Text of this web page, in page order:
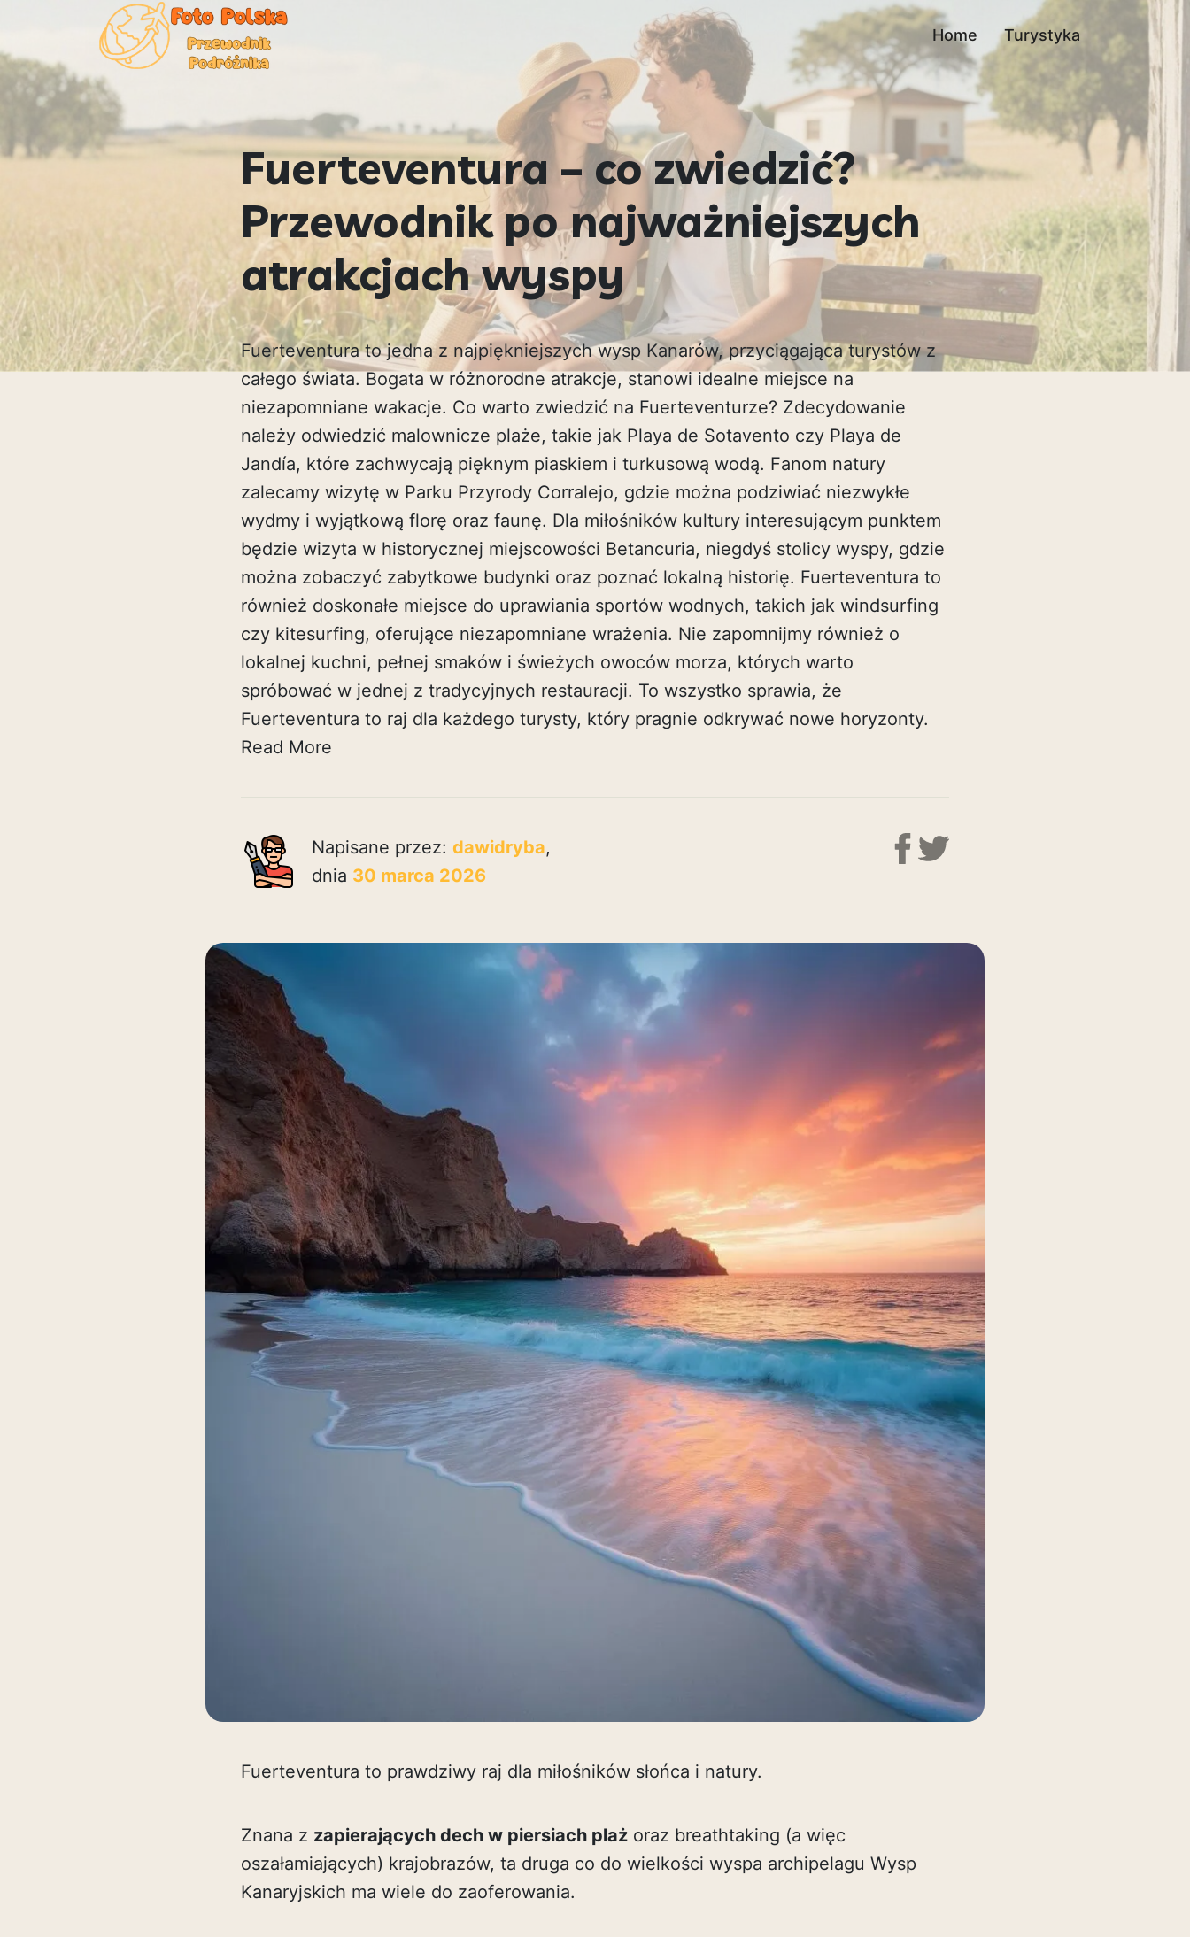
Home Turystyka
Fuerteventura – co zwiedzić?
Przewodnik po najważniejszych
atrakcjach wyspy
Fuerteventura to jedna z najpiękniejszych wysp Kanarów, przyciągająca turystów z
całego świata. Bogata w różnorodne atrakcje, stanowi idealne miejsce na
niezapomniane wakacje. Co warto zwiedzić na Fuerteventurze? Zdecydowanie
należy odwiedzić malownicze plaże, takie jak Playa de Sotavento czy Playa de
Jandía, które zachwycają pięknym piaskiem i turkusową wodą. Fanom natury
zalecamy wizytę w Parku Przyrody Corralejo, gdzie można podziwiać niezwykłe
wydmy i wyjątkową florę oraz faunę. Dla miłośników kultury interesującym punktem
będzie wizyta w historycznej miejscowości Betancuria, niegdyś stolicy wyspy, gdzie
można zobaczyć zabytkowe budynki oraz poznać lokalną historię. Fuerteventura to
również doskonałe miejsce do uprawiania sportów wodnych, takich jak windsurfing
czy kitesurfing, oferujące niezapomniane wrażenia. Nie zapomnijmy również o
lokalnej kuchni, pełnej smaków i świeżych owoców morza, których warto
spróbować w jednej z tradycyjnych restauracji. To wszystko sprawia, że
Fuerteventura to raj dla każdego turysty, który pragnie odkrywać nowe horyzonty.
Read More
Napisane przez: dawidryba,
dnia 30 marca 2026
Fuerteventura to prawdziwy raj dla miłośników słońca i natury.
Znana z zapierających dech w piersiach plaż oraz breathtaking (a więc
oszałamiających) krajobrazów, ta druga co do wielkości wyspa archipelagu Wysp
Kanaryjskich ma wiele do zaoferowania.